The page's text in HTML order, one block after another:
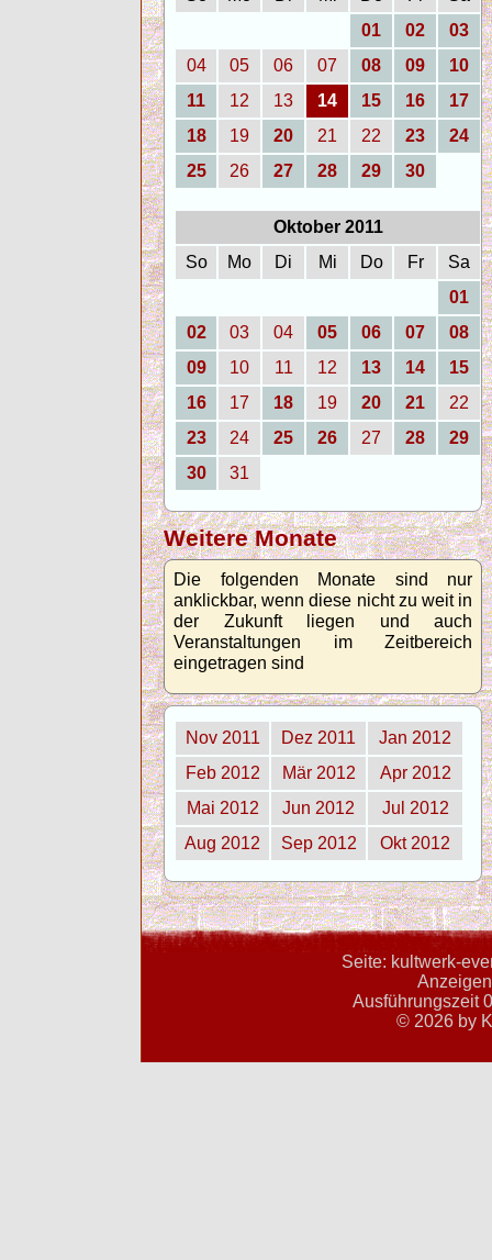
01
02
03
04
05 06 07 08 09
10
11
12 13 14 15 16
17
18
19 20 21 22 23
24
25
26 27 28 29 30
Oktober 2011
So
Mo Di Mi Do Fr
Sa
01
02
03 04 05 06 07
08
09
10 11 12 13 14
15
16
17 18 19 20 21
22
23
24 25 26 27 28
29
30
31
Weitere Monate
Die folgenden Monate sind nur
anklickbar, wenn diese nicht zu weit in
der Zukunft liegen und auch
Veranstaltungen im Zeitbereich
eingetragen sind
Nov 2011 Dez 2011
Jan 2012
Feb 2012
Mär 2012
Apr 2012
Mai 2012
Jun 2012
Jul 2012
Aug 2012
Sep 2012 Okt 2012
Seite: kultwerk-
Ausführungszeit
© 2026 by